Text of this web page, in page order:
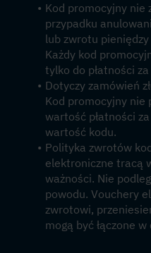
Kod promocyjny nie
przypadku
lub zwrotu
Każdy kod
tylko do płatności
Dotyczy zamówień
Kod promocyjny nie
wartość płatności
wartość kodu.
Polityka zwrotów
elektroniczne tracą
ważności. Nie
powodu. Vouchery
zwrotowi,
mogą być łączone w